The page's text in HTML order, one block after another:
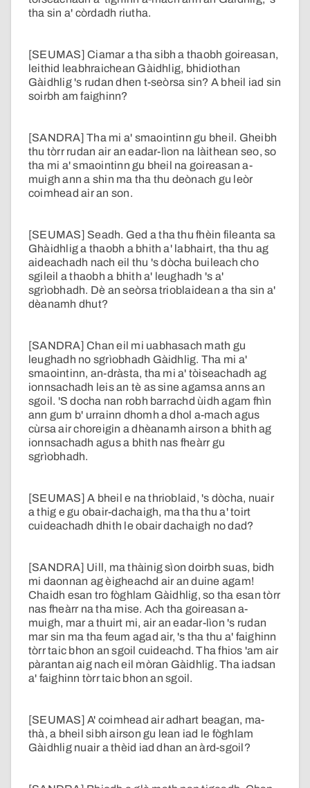
tha sin a' còrdadh riutha.
[SEUMAS] Ciamar a tha sibh a thaobh goireasan,
leithid leabhraichean Gàidhlig, bhidiothan
Gàidhlig 's rudan dhen t-seòrsa sin? A bheil iad sin
soirbh am faighinn?
[SANDRA] Tha mi a' smaointinn gu bheil. Gheibh
thu tòrr rudan air an eadar-lìon na làithean seo, so
tha mi a' smaointinn gu bheil na goireasan a-
muigh ann a shin ma tha thu deònach gu leòr
coimhead air an son.
[SEUMAS] Seadh. Ged a tha thu fhèin fileanta sa
Ghàidhlig a thaobh a bhith a' labhairt, tha thu ag
aideachadh nach eil thu 's dòcha buileach cho
sgileil a thaobh a bhith a' leughadh 's a'
sgrìobhadh. Dè an seòrsa trioblaidean a tha sin a'
dèanamh dhut?
[SANDRA] Chan eil mi uabhasach math gu
leughadh no sgrìobhadh Gàidhlig. Tha mi a'
smaointinn, an-dràsta, tha mi a' tòiseachadh ag
ionnsachadh leis an tè as sine agamsa anns an
sgoil. 'S docha nan robh barrachd ùidh agam fhìn
ann gum b' urrainn dhomh a dhol a-mach agus
cùrsa air choreigin a dhèanamh airson a bhith ag
ionnsachadh agus a bhith nas fheàrr gu
sgrìobhadh.
[SEUMAS] A bheil e na thrioblaid, 's dòcha, nuair
a thig e gu obair-dachaigh, ma tha thu a' toirt
cuideachadh dhith le obair dachaigh no dad?
[SANDRA] Uill, ma thàinig sìon doirbh suas, bidh
mi daonnan ag èigheachd air an duine agam!
Chaidh esan tro fòghlam Gàidhlig, so tha esan tòrr
nas fheàrr na tha mise. Ach tha goireasan a-
muigh, mar a thuirt mi, air an eadar-lìon 's rudan
mar sin ma tha feum agad air, 's tha thu a' faighinn
tòrr taic bhon an sgoil cuideachd. Tha fhios 'am air
pàrantan aig nach eil mòran Gàidhlig. Tha iadsan
a' faighinn tòrr taic bhon an sgoil.
[SEUMAS] A' coimhead air adhart beagan, ma-
thà, a bheil sibh airson gu lean iad le fòghlam
Gàidhlig nuair a thèid iad dhan an àrd-sgoil?